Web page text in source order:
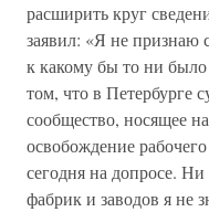
расширить круг
заявил: «Я не признаю
к какому бы то ни
том, что в Петербурге
сообщество, носящее
освобождение
сегодня на допросе.
фабрик и заводов я не